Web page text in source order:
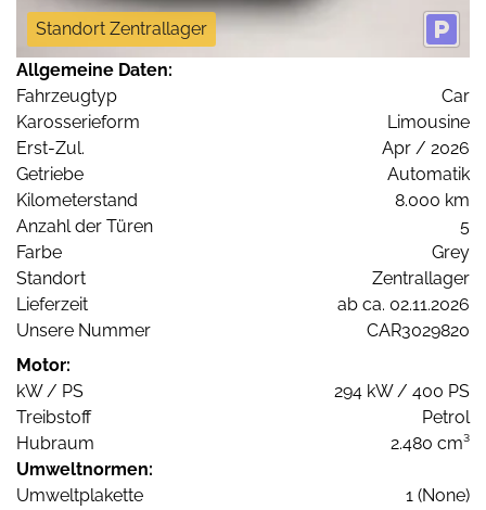
Standort Zentrallager
Allgemeine Daten:
Fahrzeugtyp
Car
Karosserieform
Limousine
Erst-Zul.
Apr / 2026
Getriebe
Automatik
Kilometerstand
8.000 km
Anzahl der Türen
5
Farbe
Grey
Standort
Zentrallager
Lieferzeit
ab ca. 02.11.2026
Unsere Nummer
CAR3029820
Motor:
kW / PS
294 kW / 400 PS
Treibstoff
Petrol
Hubraum
2.480 cm³
Umweltnormen:
Umweltplakette
1 (None)